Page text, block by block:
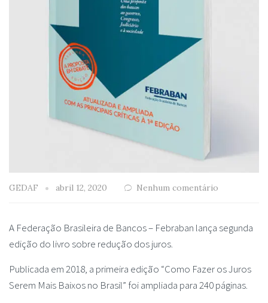
GEDAF abril 12, 2020 Nenhum comentário
A Federação Brasileira de Bancos – Febraban lança segunda
edição do livro sobre redução dos juros.
Publicada em 2018, a primeira edição “Como Fazer os Juros
Serem Mais Baixos no Brasil” foi ampliada para 240 páginas.